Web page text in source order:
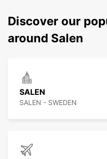
Discover our
around Salen
SALEN
SALEN - SWEDEN